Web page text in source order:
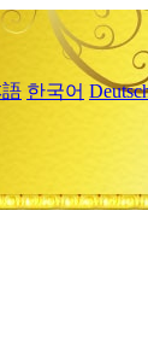
語 한국어